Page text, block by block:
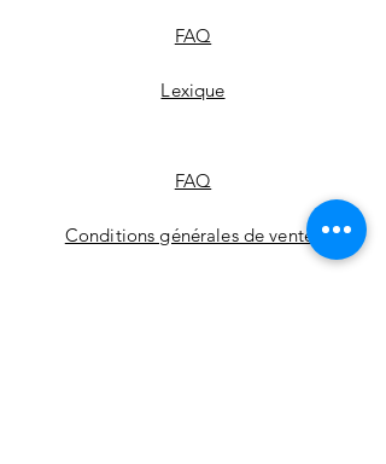
FAQ
Lexique
FAQ
Conditions générales de ventes